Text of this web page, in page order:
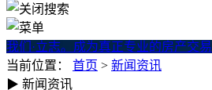
我们·立志。成为真正专业的房产交易
当前位置： 首页 > 新闻资讯
▶ 新闻资讯